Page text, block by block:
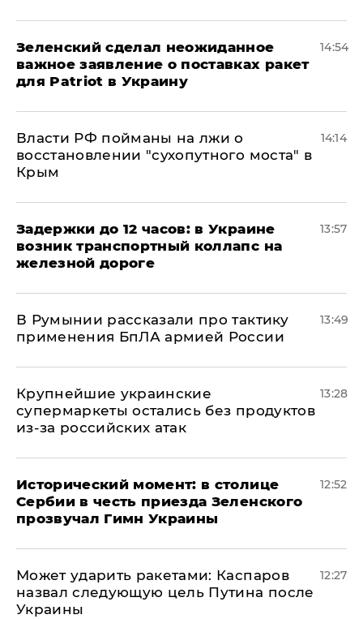
Зеленский сделал неожиданное
важное заявление о поставках ракет
для Patriot в Украину
14:54
Власти РФ пойманы на лжи о
восстановлении "сухопутного моста" в
Крым
14:14
Задержки до 12 часов: в Украине
возник транспортный коллапс на
железной дороге
13:57
В Румынии рассказали про тактику
применения БпЛА армией России
13:49
Крупнейшие украинские
супермаркеты остались без продуктов
из-за российских атак
13:28
Исторический момент: в столице
Сербии в честь приезда Зеленского
прозвучал Гимн Украины
12:52
Может ударить ракетами: Каспаров
назвал следующую цель Путина после
Украины
12:27